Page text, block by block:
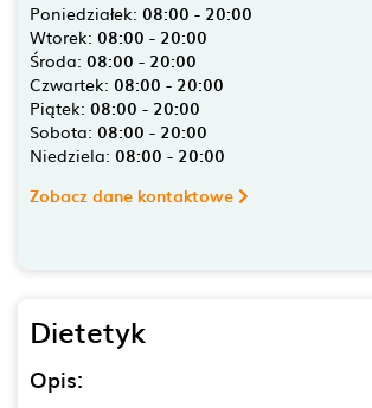
Poniedziałek: 08:00 - 20:00
Wtorek: 08:00 - 20:00
Środa: 08:00 - 20:00
Czwartek: 08:00 - 20:00
Piątek: 08:00 - 20:00
Sobota: 08:00 - 20:00
Niedziela: 08:00 - 20:00
Zobacz dane kontaktowe
Dietetyk
Opis: